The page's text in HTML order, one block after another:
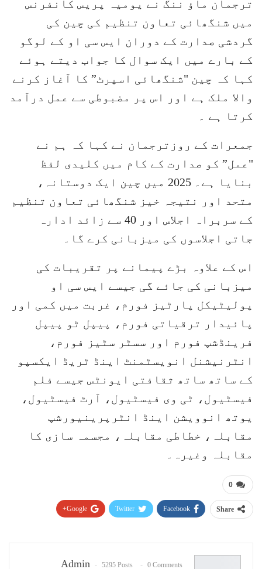
ترجمان ماؤ ننگ نے یومیہ پریس کانفرنس
میں شنگھائی تعاون تنظیم کی چین کی
گردشی صدارت کے دوران ایس سی او کے لوگو
کے بارے میں ایک سوال کا جواب دیتے ہوئے
کہا کہ چین "شنگھائی اسپرٹ” کا آغاز کرنے
والا ملک ہے اور اس پر مضبوطی سے عمل درآمد
کرتا ہے ۔
جمعرات کے روزترجمان نے کہا کہ ہم نے
"عمل” کو صدارت کے کام میں کلیدی لفظ
بنایا ہے۔ 2025 میں چین ایک دوستانہ،
متحد اور نتیجہ خیز شنگھائی تعاون تنظیم
کے سربراہ اجلاس اور 40 سے زائد ادارہ
جاتی اجلاسوں کی میزبانی کرے گا۔
اس کے علاوہ بڑے پیمانے پر تقریبات کی
میزبانی کی جائے گی جیسے ایس سی او
پولیٹیکل پارٹیز فورم، غربت میں کمی اور
پائیدار ترقیاتی فورم، پیپل ٹو پیپل
فرینڈشپ فورم اور سسٹر سٹیز فورم،
انٹرنیشنل انویسٹمنٹ اینڈ ٹریڈ ایکسپو
کے ساتھ ساتھ ثقافتی ایونٹس جیسے فلم
فیسٹیول، ٹی وی فیسٹیول، آرٹ فیسٹیول،
یوتھ انوویشن اینڈ انٹرپرینیورشپ
مقابلہ، خطاطی مقابلہ، مجسمہ سازی کا
مقابلہ وغیرہ۔
0
Share
Facebook
Twitter
Google+
Admin 5295 Posts 0 Comments